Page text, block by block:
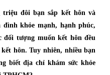
đôi bạn sắp kết hôn và
khỏe mạnh, hạnh phúc,
đối tượng muốn kết hôn đều
hôn. Tuy nhiên, nhiều bạn
biết địa chỉ khám sức khỏe